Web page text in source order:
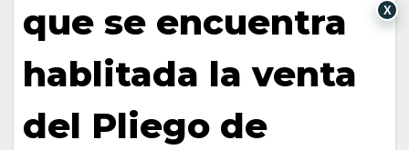
que se encuentra
hablitada la venta
del Pliego de
X